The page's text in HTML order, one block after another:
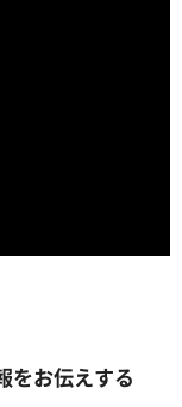
をお伝えする